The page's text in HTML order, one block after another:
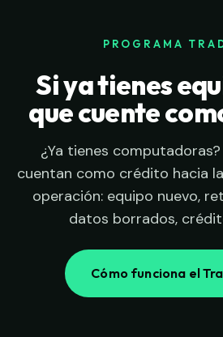
PROGRAMA
Si ya tienes
que cuente
¿Ya tienes
cuentan como crédito hacia
operación: equipo nuevo,
datos borrados,
Cómo funciona el